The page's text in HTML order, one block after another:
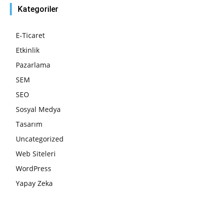
Kategoriler
E-Ticaret
Etkinlik
Pazarlama
SEM
SEO
Sosyal Medya
Tasarım
Uncategorized
Web Siteleri
WordPress
Yapay Zeka